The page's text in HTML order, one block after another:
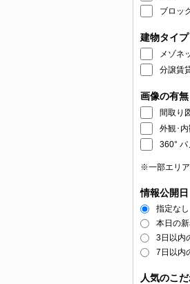
ブロッ
建物タイプ
メゾネ
分譲賃
画像の有無
間取り
外観･内
360° パ
※一部エリ
情報公開日
指定なし
本日の
3日以内
7日以内
人気のこ